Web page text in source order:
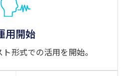
用開始
形式での活用を開始。